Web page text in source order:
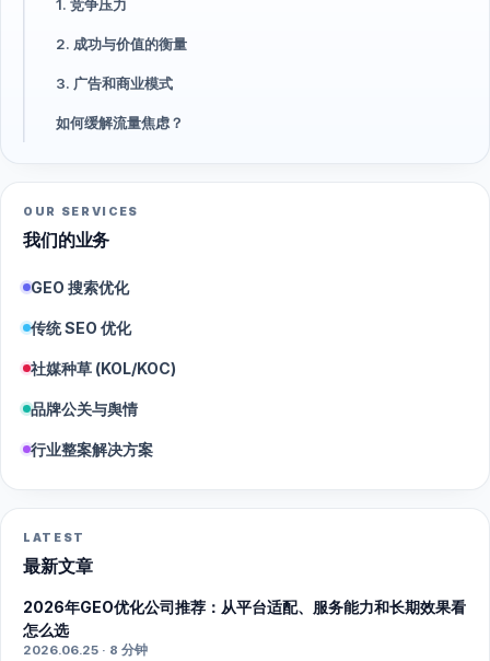
1. 竞争压力
2. 成功与价值的衡量
3. 广告和商业模式
如何缓解流量焦虑？
OUR SERVICES
我们的业务
GEO 搜索优化
传统 SEO 优化
社媒种草 (KOL/KOC)
品牌公关与舆情
行业整案解决方案
LATEST
最新文章
2026年GEO优化公司推荐：从平台适配、服务能力和长期效果看
怎么选
2026.06.25 · 8 分钟